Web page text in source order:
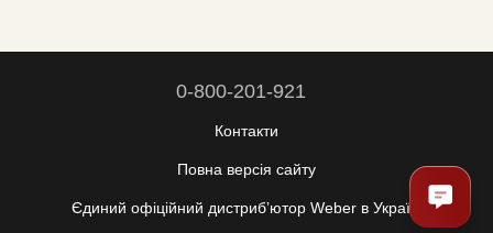
0-800-201-921
Контакти
Повна версія сайту
Єдиний офіційний дистрибʼютор Weber в Україні